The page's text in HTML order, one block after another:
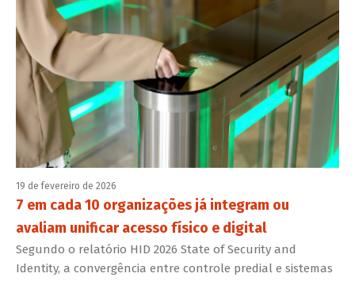
19 de fevereiro de 2026
7 em cada 10 organizações já integram ou
avaliam unificar acesso físico e digital
Segundo o relatório HID 2026 State of Security and
Identity, a convergência entre controle predial e sistemas